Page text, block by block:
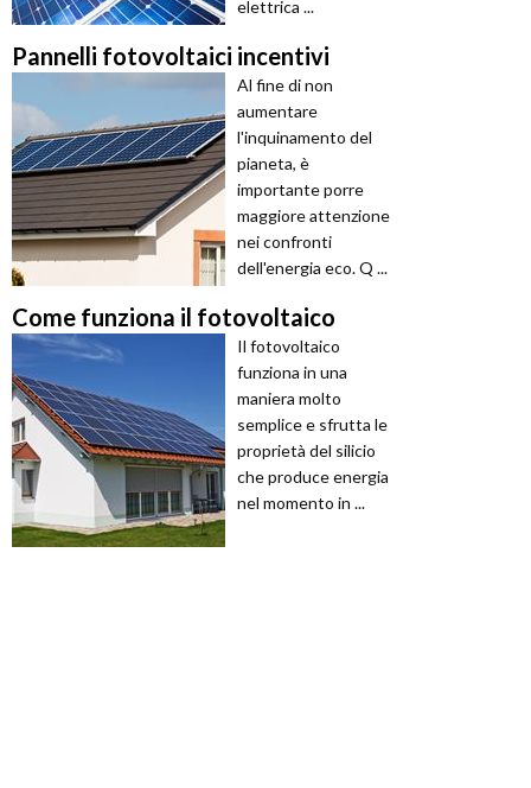
elettrica ...
Pannelli fotovoltaici incentivi
Al fine di non
aumentare
l'inquinamento del
pianeta, è
importante porre
maggiore attenzione
nei confronti
dell'energia eco. Q ...
Come funziona il fotovoltaico
Il fotovoltaico
funziona in una
maniera molto
semplice e sfrutta le
proprietà del silicio
che produce energia
nel momento in ...